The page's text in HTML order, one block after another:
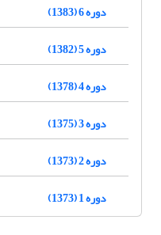
دوره 6 (1383)
دوره 5 (1382)
دوره 4 (1378)
دوره 3 (1375)
دوره 2 (1373)
دوره 1 (1373)